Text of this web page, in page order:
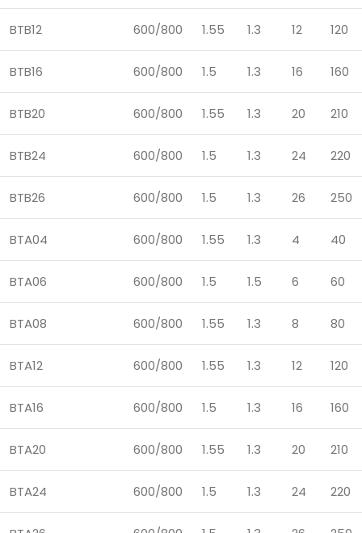
BTB12 600/800 1.55 1.3 12 120
BTB16 600/800 1.5 1.3 16 160
BTB20 600/800 1.55 1.3 20 210
BTB24 600/800 1.5 1.3 24 220
BTB26 600/800 1.5 1.3 26 250
BTA04 600/800 1.55 1.3 4 40
BTA06 600/800 1.5 1.5 6 60
BTA08 600/800 1.55 1.3 8 80
BTA12 600/800 1.55 1.3 12 120
BTA16 600/800 1.5 1.3 16 160
BTA20 600/800 1.55 1.3 20 210
BTA24 600/800 1.5 1.3 24 220